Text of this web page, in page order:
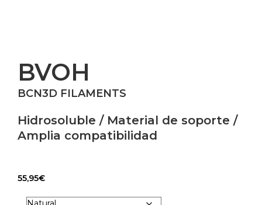
BVOH
BCN3D FILAMENTS
Hidrosoluble / Material de soporte /
Amplia compatibilidad
55,95€